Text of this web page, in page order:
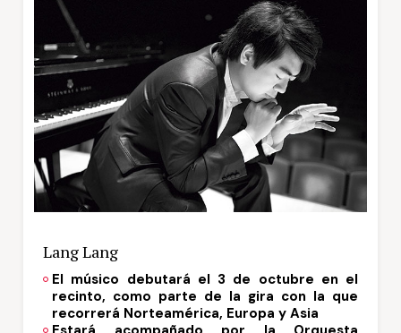
Lang Lang
El músico debutará el 3 de octubre en el
recinto, como parte de la gira con la que
recorrerá Norteamérica, Europa y Asia